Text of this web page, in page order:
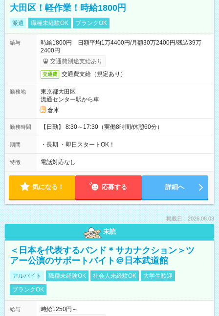
大田区！軽作業！時給1800円
派遣 職種未経験OK ブランクOK
給与
時給1800円 日額平均1万4400円/月額30万2400円/残込39万
2400円
交通費別途支給あり
交通費 交通費支給（規定あり）
勤務地
東京都大田区
流通センター駅から車
倉庫
勤務時間 【日勤】 8:30～17:30（実働8時間/休憩60分）
期間 ・長期 ・即日スタートOK！
特徴 電話対応なし
気になる！ 応募する 詳細へ
掲載日：2026.08.03
未読
＜日本を代表するバンド＊サカナクション＞ツ
アー公演のサポートバイト＠日本武道館
アルバイト 職種未経験OK 社会人未経験OK
大学生歓迎
ブランクOK
給与
時給1250円～